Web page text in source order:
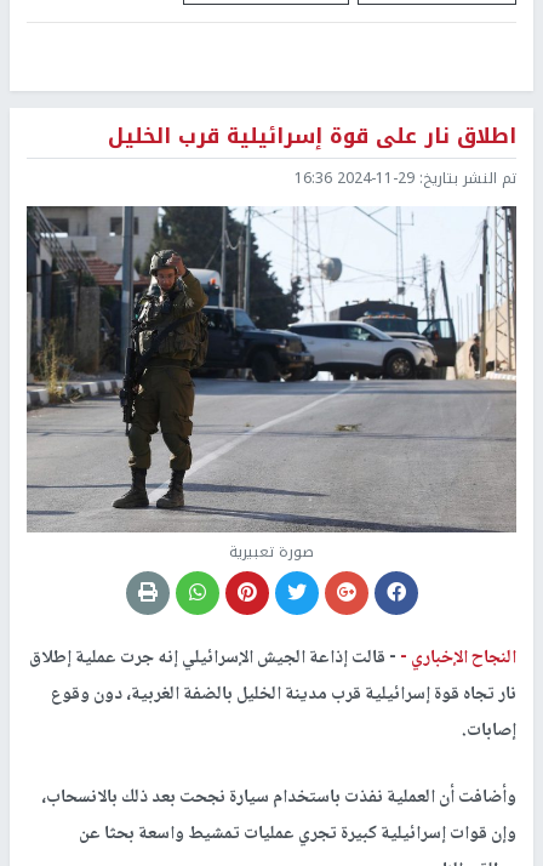
اطلاق نار على قوة إسرائيلية قرب الخليل
تم النشر بتاريخ: 2024-11-29 16:36
صورة تعبيرية
النجاح الإخباري -- قالت إذاعة الجيش الإسرائيلي إنه جرت عملية إطلاق
نار تجاه قوة إسرائيلية قرب مدينة الخليل بالضفة الغربية، دون وقوع
إصابات.
وأضافت أن العملية نفذت باستخدام سيارة نجحت بعد ذلك بالانسحاب،
وإن قوات إسرائيلية كبيرة تجري عمليات تمشيط واسعة بحثا عن